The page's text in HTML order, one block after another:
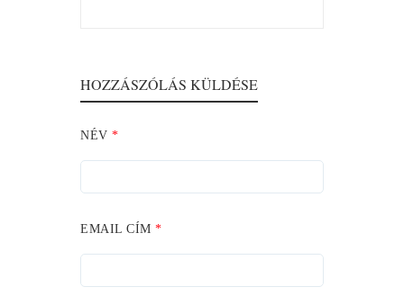
HOZZÁSZÓLÁS KÜLDÉSE
NÉV *
EMAIL CÍM *